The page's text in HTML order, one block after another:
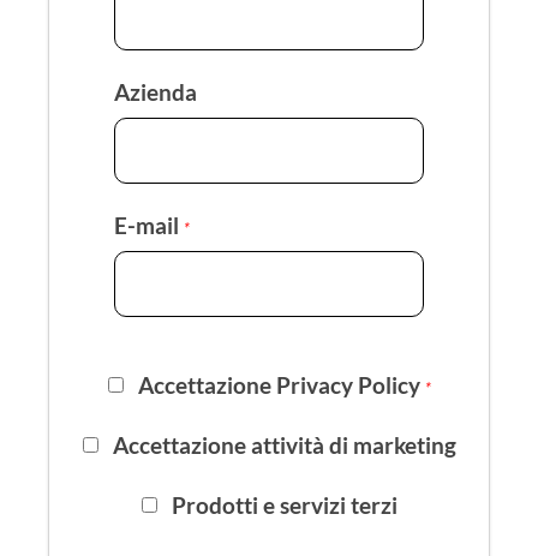
Azienda
E-mail *
Accettazione Privacy Policy *
Accettazione attività di marketing
Prodotti e servizi terzi